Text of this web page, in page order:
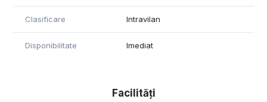
Telefon contact: 0749 839689
Clasificare Intravilan
Disponibilitate Imediat
Facilități